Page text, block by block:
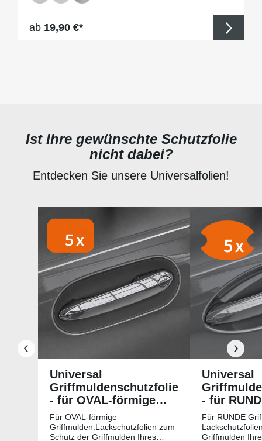
Regulärer Preis:
ab 19,90 €*
Ist Ihre gewünschte Schutzfolie
nicht dabei?
Entdecken Sie unsere Universalfolien!
Universal
Griffmuldenschutzfolie
- für OVAL-förmige
Griffmulden
Für OVAL-förmige
Griffmulden.Lackschutzfolien zum
Schutz der Griffmulden Ihres
Universal
- für
Für RUNDE
Griffmulden